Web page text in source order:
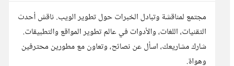
مجتمع لمناقشة وتبادل الخبرات حول تطوير الويب. ناقش أحدث
التقنيات، اللغات، والأدوات في عالم تطوير المواقع والتطبيقات.
شارك مشاريعك، اسأل عن نصائح، وتعاون مع مطورين محترفين
وهواة.